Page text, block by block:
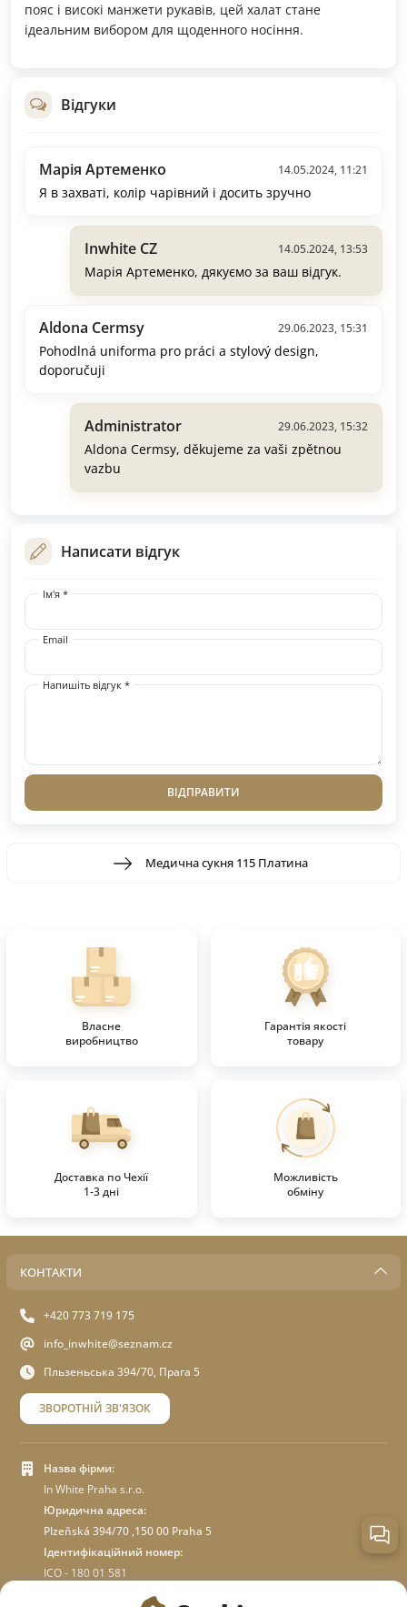
пояс і високі манжети рукавів, цей халат стане
ідеальним вибором для щоденного носіння.
Відгуки
Марія Артеменко 14.05.2024, 11:21
Я в захваті, колір чарівний і досить зручно
Inwhite CZ 14.05.2024, 13:53
Марія Артеменко, дякуємо за ваш відгук.
Aldona Cermsy 29.06.2023, 15:31
Pohodlná uniforma pro práci a stylový design,
doporučuji
Administrator 29.06.2023, 15:32
Aldona Cermsy, děkujeme za vaši zpětnou
vazbu
Написати відгук
Ім'я *
Email
Напишіть відгук *
ВІДПРАВИТИ
Медична сукня 115 Платина
Власне
виробництво
Гарантія якості
товару
Доставка по Чехії
1-3 дні
Можливість
обміну
КОНТАКТИ
+420 773 719 175
info_inwhite@seznam.cz
Пльзеньська 394/70, Прага 5
ЗВОРОТНІЙ ЗВ'ЯЗОК
Назва фірми:
In White Praha s.r.o.
Юридична адреса:
Plzeňská 394/70 ,150 00 Praha 5
Ідентифікаційний номер:
ICO - 180 01 581